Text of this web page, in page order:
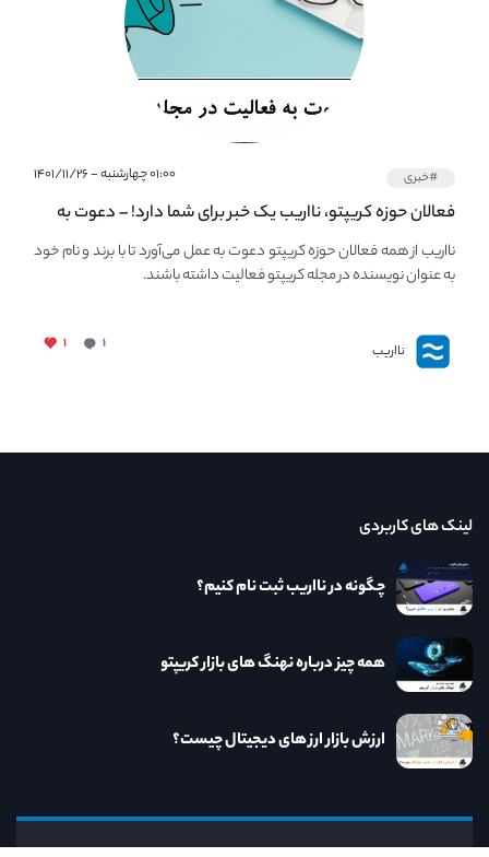
#خبری ۰۱:۰۰ چهارشنبه - ۱۴۰۱/۱۱/۲۶
فعالان حوزه کریپتو، نااریب یک خبر برای شما دارد! – دعوت به
فعالیت در مجله کریپتو
نااریب از همه فعالان حوزه کریپتو دعوت به عمل می‌آورد تا با برند و نام خود
به عنوان نویسنده در مجله کریپتو فعالیت داشته باشند.
نااریب ۱ ۱
لینک های کاربردی
چگونه در نااریب ثبت نام کنیم؟
همه چیز درباره نهنگ های بازار کریپتو
ارزش بازار ارز های دیجیتال چیست؟